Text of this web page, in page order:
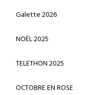
Galette 2026
NOËL 2025
TELETHON 2025
OCTOBRE EN ROSE